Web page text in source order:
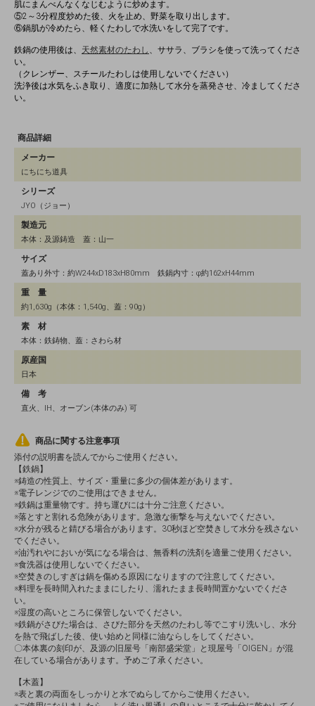
肌にまんべんなくなじむように炒めます。
⑤2～3分程度炒めた後、火を止め、野菜を取り出します。
⑥鍋肌が冷めたら、軽くたわしで水洗いをして完了です。
鉄鍋の使用後は、 天然素材のたわし 、ササラ、ブラシを使って洗ってくださ
い。
（クレンザー、スチールたわしは使用しないでください）
洗浄後は水気をふき取り、適度に加熱して水分を蒸発させ、冷ましてくださ
い。
商品詳細
メーカー
にちにち道具
シリーズ
JYO（ジョー）
製造元
本体：及源鋳造 蓋：山一
サイズ
蓋あり外寸：約W244xD183xH80mm 鉄鍋内寸：φ約162xH44mm
重 量
約1,630g（本体：1,540g、蓋：90g）
素 材
本体：鉄鋳物、蓋：さわら材
原産国
日本
備 考
直火、IH、オーブン(本体のみ) 可
商品に関する注意事項
添付の説明書を読んでからご使用ください。
【鉄鍋】
※鋳造の性質上、サイズ・重量に多少の個体差があります。
※電子レンジでのご使用はできません。
※鉄鍋は重量物です。持ち運びには十分ご注意ください。
※落とすと割れる危険があります。急激な衝撃を与えないでください。
※水分が残ると錆びる場合があります。30秒ほど空焚きして水分を残さない
でください。
※油汚れやにおいが気になる場合は、無香料の洗剤を適量ご使用ください。
※食洗器は使用しないでください。
※空焚きのしすぎは鍋を傷める原因になりますので注意してください。
※料理を長時間入れたままにしたり、濡れたまま長時間置かないでくださ
い。
※湿度の高いところに保管しないでください。
※鉄鍋がさびた場合は、さびた部分を天然のたわし等でこすり洗いし、水分
を熱で飛ばした後、使い始めと同様に油ならしをしてください。
〇本体裏の刻印が、及源の旧屋号「南部盛栄堂」と現屋号「OIGEN」が混
在している場合があります。予めご了承ください。
【木蓋】
※表と裏の両面をしっかりと水でぬらしてからご使用ください。